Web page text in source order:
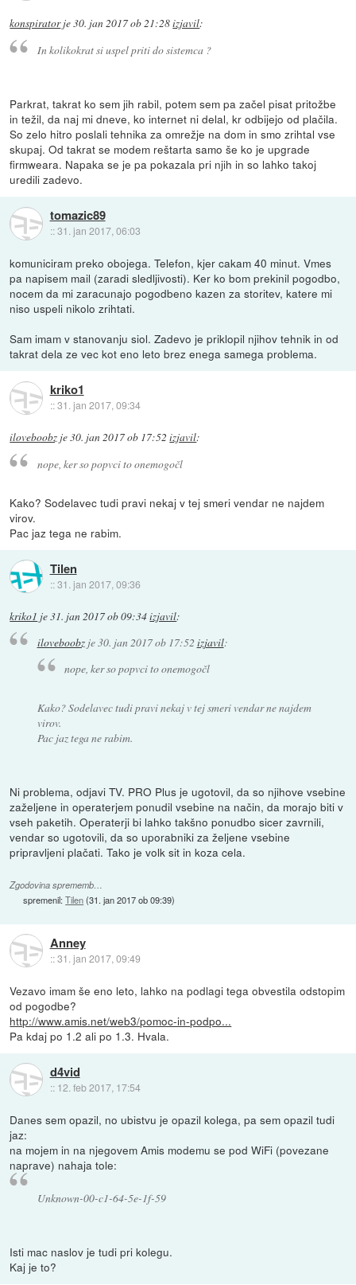
konspiratorje30. jan 2017 ob 21:28izjavil:
In kolikokrat si uspel priti do sistemca ?
Parkrat, takrat ko sem jih rabil, potem sem pa začel pisat pritožbe
in težil, da naj mi dneve, ko internet ni delal, kr odbijejo od plačila.
So zelo hitro poslali tehnika za omrežje na dom in smo zrihtal vse
skupaj. Od takrat se modem reštarta samo še ko je upgrade
firmweara. Napaka se je pa pokazala pri njih in so lahko takoj
uredili zadevo.
tomazic89
::31. jan 2017, 06:03
komuniciram preko obojega. Telefon, kjer cakam 40 minut. Vmes
pa napisem mail (zaradi sledljivosti). Ker ko bom prekinil pogodbo,
nocem da mi zaracunajo pogodbeno kazen za storitev, katere mi
niso uspeli nikolo zrihtati.
Sam imam v stanovanju siol. Zadevo je priklopil njihov tehnik in od
takrat dela ze vec kot eno leto brez enega samega problema.
kriko1
::31. jan 2017, 09:34
iloveboobz je30. jan 2017 ob 17:52 izjavil:
nope, ker so popvci to onemogočl
Kako? Sodelavec tudi pravi nekaj v tej smeri vendar ne najdem
virov.
Pac jaz tega ne rabim.
Tilen
::31. jan 2017, 09:36
kriko1 je31. jan 2017 ob 09:34izjavil:
iloveboobzje30. jan 2017 ob 17:52 izjavil:
nope, ker so popvci to onemogočl
Kako? Sodelavec tudi pravi nekaj v tej smeri vendar ne najdem
virov.
Pac jaz tega ne rabim.
Ni problema, odjavi TV. PRO Plus je ugotovil, da so njihove vsebine
zaželjene in operaterjem ponudil vsebine na način, da morajo biti v
vseh paketih. Operaterji bi lahko takšno ponudbo sicer zavrnili,
vendar so ugotovili, da so uporabniki za željene vsebine
pripravljeni plačati. Tako je volk sit in koza cela.
Zgodovina sprememb…
spremenil:Tilen(31. jan 2017 ob 09:39)
Anney
::31. jan 2017, 09:49
Vezavo imam še eno leto, lahko na podlagi tega obvestila odstopim
od pogodbe?
http://www.amis.net/web3/pomoc-in-podpo...
Pa kdaj po 1.2 ali po 1.3. Hvala.
d4vid
:: 12. feb 2017, 17:54
Danes sem opazil, no ubistvu je opazil kolega, pa sem opazil tudi
jaz:
na mojem in na njegovem Amis modemu se pod WiFi (povezane
naprave) nahaja tole:
Unknown-00-c1-64-5e-1f-59
Isti mac naslov je tudi pri kolegu.
Kaj je to?